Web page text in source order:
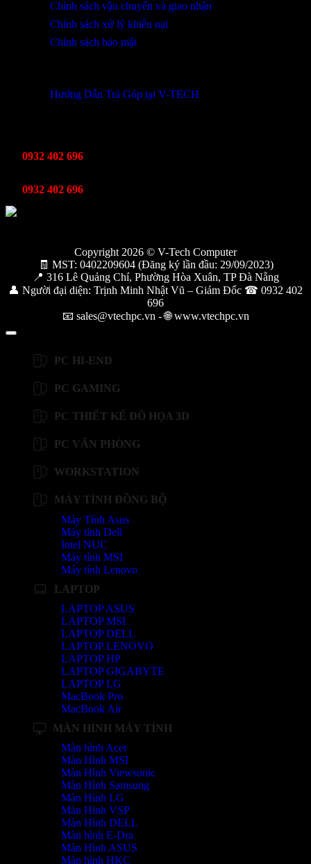
Chính sách vận chuyển và giao nhận
Chính sách xử lý khiếu nại
Chính sách bảo mật
Hướng Dẫn Trả Góp tại V-TECH
0932 402 696
0932 402 696
Copyright 2026 © V-Tech Computer
🧾 MST: 0402209604 (Đăng ký lần đầu: 29/09/2023)
📍 316 Lê Quảng Chí, Phường Hòa Xuân, TP Đà Nẵng
👤 Người đại diện: Trịnh Minh Nhật Vũ – Giám Đốc ☎ 0932 402
696
📧 sales@vtechpc.vn - 🌐 www.vtechpc.vn
PC HI-END
PC GAMING
PC THIẾT KẾ ĐỒ HỌA 3D
PC VĂN PHÒNG
WORKSTATION
MÁY TÍNH ĐỒNG BỘ
Máy Tính Asus
Máy tính Dell
Intel NUC
Máy tính MSI
Máy tính Lenovo
LAPTOP
LAPTOP ASUS
LAPTOP MSI
LAPTOP DELL
LAPTOP LENOVO
LAPTOP HP
LAPTOP GIGABYTE
LAPTOP LG
MacBook Pro
MacBook Air
MÀN HÌNH MÁY TÍNH
Màn hình Acer
Màn Hình MSI
Màn Hình Viewsonic
Màn Hình Samsung
Màn Hình LG
Màn Hình VSP
Màn Hình DELL
Màn hình E-Dra
Màn Hình ASUS
Màn hình HKC